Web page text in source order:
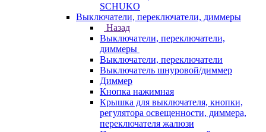
SCHUKO
Выключатели, переключатели, диммеры
Назад
Выключатели, переключатели,
диммеры
Выключатели, переключатели
Выключатель шнуровой/диммер
Диммер
Кнопка нажимная
Крышка для выключателя, кнопки,
регулятора освещенности, диммера,
переключателя жалюзи